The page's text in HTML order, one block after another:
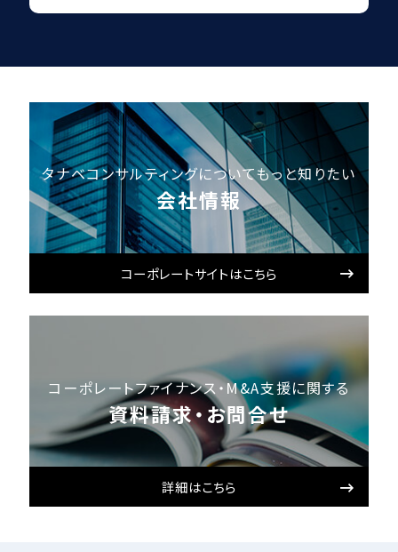
タナベコンサルティングについてもっと知りたい
会社情報
コーポレートサイトはこちら
コーポレートファイナンス・M&A支援に関する
資料請求・お問合せ
詳細はこちら